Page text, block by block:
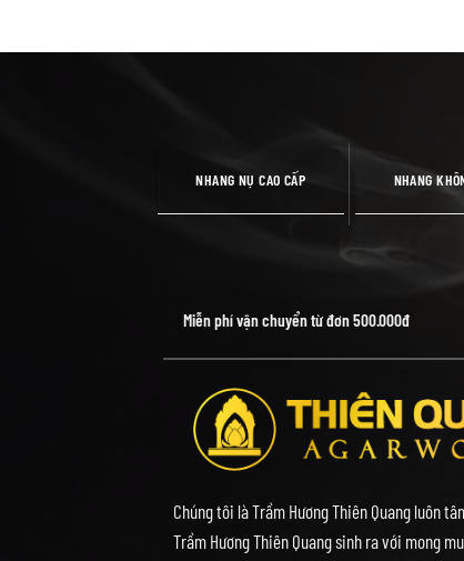
NHANG NỤ CAO CẤP NHANG
Miễn phí vận chuyển từ đơn 500.000đ
Chúng tôi là Trầm Hương Thiên Quang luôn
Trầm Hương Thiên Quang sinh ra với mong